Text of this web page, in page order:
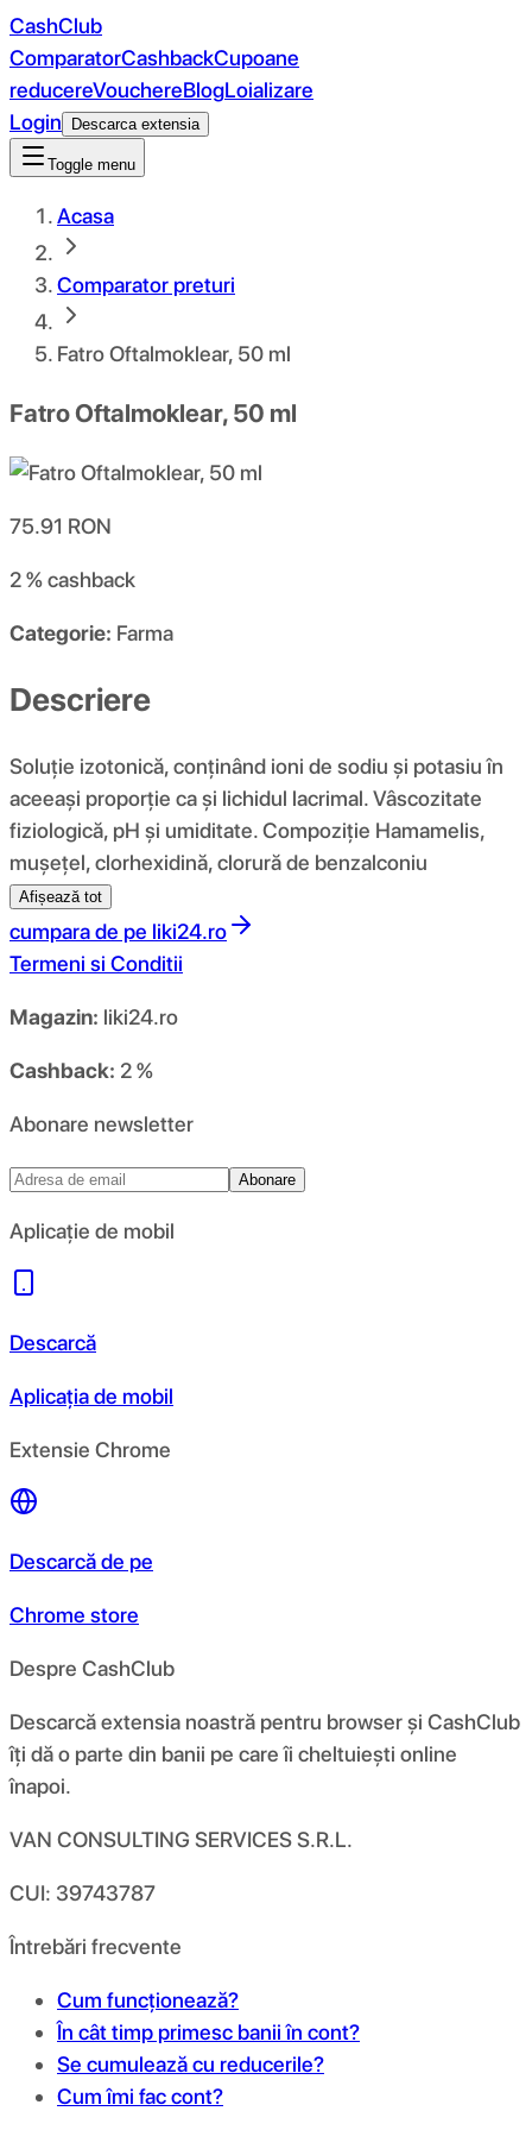
CashClub
ComparatorCashbackCupoane
reducereVouchereBlogLoializare
Login
Descarca extensia
Toggle menu
Acasa
Comparator preturi
Fatro Oftalmoklear, 50 ml
Fatro Oftalmoklear, 50 ml
75.91 RON
2 %cashback
Categorie: Farma
Descriere
Soluție izotonică, conținând ioni de sodiu și potasiu în
aceeași proporție ca și lichidul lacrimal. Vâscozitate
fiziologică, pH și umiditate. Compoziţie Hamamelis,
mușețel, clorhexidină, clorură de benzalconiu
Afișează tot
cumpara de pe liki24.ro
Termeni si Conditii
Magazin: liki24.ro
Cashback: 2 %
Abonare newsletter
Abonare
Aplicație de mobil
Descarcă
Aplicația de mobil
Extensie Chrome
Descarcă de pe
Chrome store
Despre CashClub
Descarcă extensia noastră pentru browser și CashClub
îți dă o parte din banii pe care îi cheltuiești online
înapoi.
VAN CONSULTING SERVICES S.R.L.
CUI: 39743787
Întrebări frecvente
Cum funcționează?
În cât timp primesc banii în cont?
Se cumulează cu reducerile?
Cum îmi fac cont?